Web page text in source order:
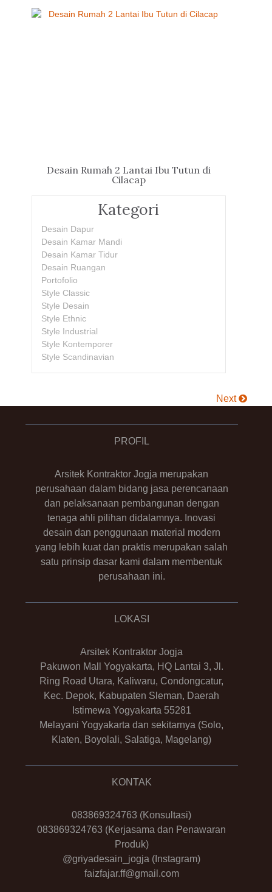
Desain Rumah 2 Lantai Ibu Tutun di
Cilacap
Kategori
Desain Dapur
Desain Kamar Mandi
Desain Kamar Tidur
Desain Ruangan
Portofolio
Style Classic
Style Desain
Style Ethnic
Style Industrial
Style Kontemporer
Style Scandinavian
Next
PROFIL
Arsitek Kontraktor Jogja merupakan
perusahaan dalam bidang jasa perencanaan
dan pelaksanaan pembangunan dengan
tenaga ahli pilihan didalamnya. Inovasi
desain dan penggunaan material modern
yang lebih kuat dan praktis merupakan salah
satu prinsip dasar kami dalam membentuk
perusahaan ini.
LOKASI
Arsitek Kontraktor Jogja
Pakuwon Mall Yogyakarta, HQ Lantai 3, Jl.
Ring Road Utara, Kaliwaru, Condongcatur,
Kec. Depok, Kabupaten Sleman, Daerah
Istimewa Yogyakarta 55281
Melayani Yogyakarta dan sekitarnya (Solo,
Klaten, Boyolali, Salatiga, Magelang)
KONTAK
083869324763 (Konsultasi)
083869324763 (Kerjasama dan Penawaran
Produk)
@griyadesain_jogja (Instagram)
faizfajar.ff@gmail.com